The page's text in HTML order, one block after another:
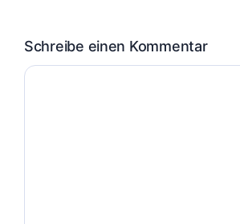
Schreibe einen Kommentar
Kommentar